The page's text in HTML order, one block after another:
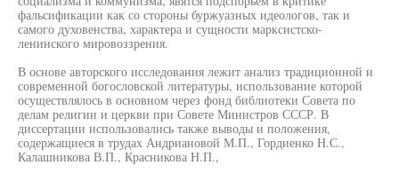
фальсификации как со стороны буржуазных идеологов, так и
самого духовенства, характера и сущности марксистско-
ленинского мировоззрения.
В основе авторского исследования лежит анализ традиционной и
современной богословской литературы, использование которой
осуществлялось в основном через фонд библиотеки Совета по
делам религии и церкви при Совете Министров СССР. В
диссертации использовались также выводы и положения,
содержащиеся в трудах Андриановой М.П., Гордиенко Н.С.,
Калашникова В.П., Красникова Н.П.,